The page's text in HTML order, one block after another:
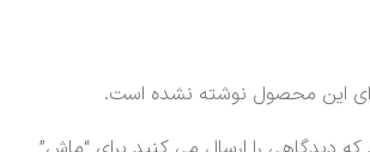
این محصول نوشته نشده است.